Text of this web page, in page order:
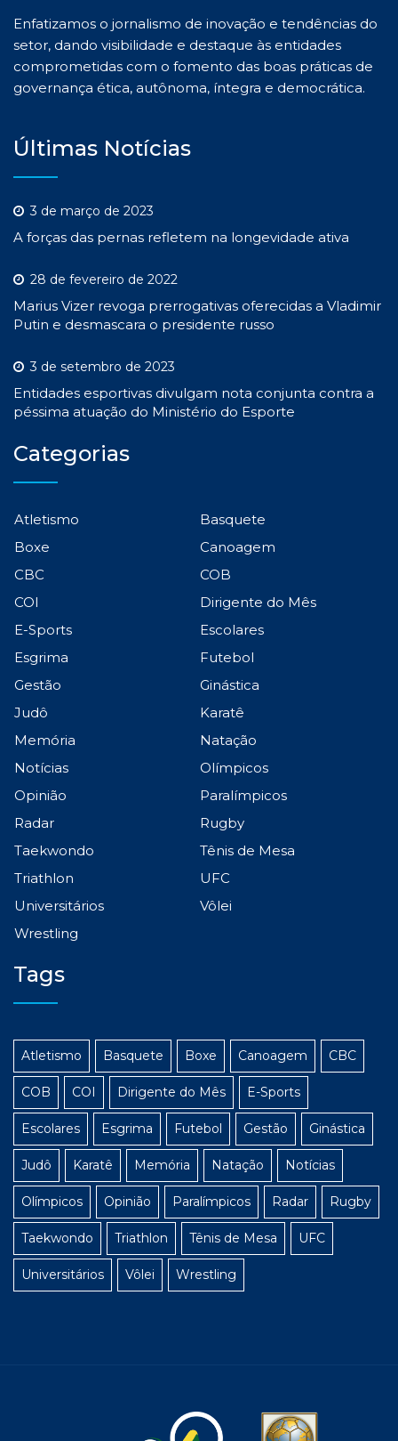
Enfatizamos o jornalismo de inovação e tendências do
setor, dando visibilidade e destaque às entidades
comprometidas com o fomento das boas práticas de
governança ética, autônoma, íntegra e democrática.
Últimas Notícias
3 de março de 2023
A forças das pernas refletem na longevidade ativa
28 de fevereiro de 2022
Marius Vizer revoga prerrogativas oferecidas a Vladimir
Putin e desmascara o presidente russo
3 de setembro de 2023
Entidades esportivas divulgam nota conjunta contra a
péssima atuação do Ministério do Esporte
Categorias
Atletismo
Basquete
Boxe
Canoagem
CBC
COB
COI
Dirigente do Mês
E-Sports
Escolares
Esgrima
Futebol
Gestão
Ginástica
Judô
Karatê
Memória
Natação
Notícias
Olímpicos
Opinião
Paralímpicos
Radar
Rugby
Taekwondo
Tênis de Mesa
Triathlon
UFC
Universitários
Vôlei
Wrestling
Tags
Atletismo Basquete Boxe Canoagem CBC
COB COI Dirigente do Mês E-Sports
Escolares Esgrima Futebol Gestão Ginástica
Judô Karatê Memória Natação Notícias
Olímpicos Opinião Paralímpicos Radar Rugby
Taekwondo Triathlon Tênis de Mesa UFC
Universitários Vôlei Wrestling